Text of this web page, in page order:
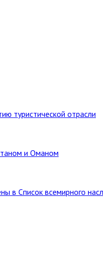
туристической отрасли
и Оманом
в Список всемирного